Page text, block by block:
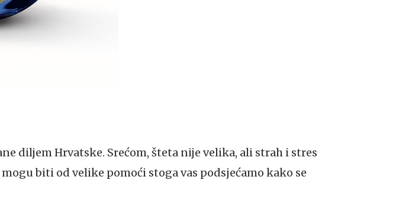
diljem Hrvatske. Srećom, šteta nije velika, ali strah i stres
biti od velike pomoći stoga vas podsjećamo kako se